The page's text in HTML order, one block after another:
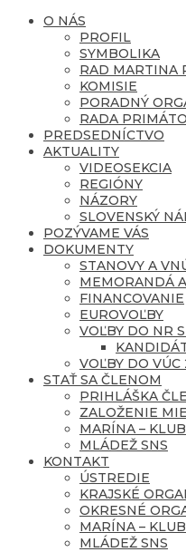
O NÁS
PROFIL
SYMBOLIKA
RAD MARTINA
KOMISIE
PORADNÝ
RADA
PREDSEDNÍCTVO
AKTUALITY
VIDEOSEKCIA
REGIÓNY
NÁZORY
SLOVENSKÝ
POZÝVAME VÁS
DOKUMENTY
STANOVY A
MEMORANDÁ
FINANCOVANIE
EUROVOĽBY
VOĽBY DO NR
VOĽBY DO VÚC
STAŤ SA ČLENOM
PRIHLÁŠKA
ZALOŽENIE
MARÍNA –
MLÁDEŽ SNS
KONTAKT
ÚSTREDIE
KRAJSKÉ
OKRESNÉ
MARÍNA –
MLÁDEŽ SNS